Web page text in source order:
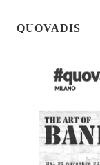
QUOVADIS